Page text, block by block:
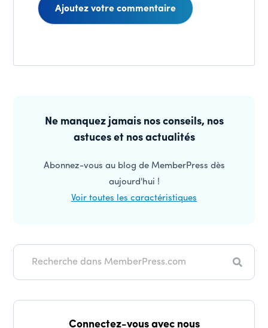
latérale
principale
Ne manquez jamais nos conseils, nos
astuces et nos actualités
Abonnez-vous au blog de MemberPress dès
aujourd'hui !
Voir toutes les caractéristiques
Connectez-vous avec nous